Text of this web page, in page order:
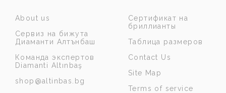
About us
Сервиз на бижута
Диаманти Алтънбаш
Команда экспертов
Diamanti Altınbaş
shop@altinbas.bg
Сертификат на
бриллианты
Таблица размеров
Contact Us
Site Map
Terms of service